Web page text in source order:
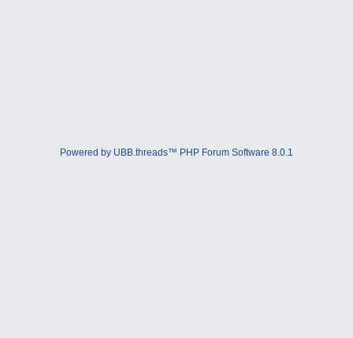
Powered by UBB.threads™ PHP Forum Software 8.0.1